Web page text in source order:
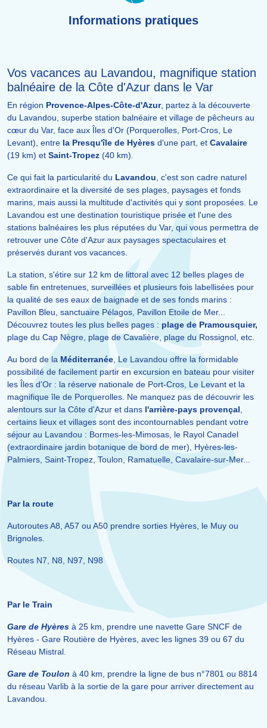
Informations pratiques
Vos vacances au Lavandou, magnifique station
balnéaire de la Côte d'Azur dans le Var
En région Provence-Alpes-Côte-d'Azur, partez à la découverte
du Lavandou, superbe station balnéaire et village de pêcheurs au
cœur du Var, face aux Îles d'Or (Porquerolles, Port-Cros, Le
Levant), entre la Presqu'île de Hyères d'une part, et Cavalaire
(19 km) et Saint-Tropez (40 km).
Ce qui fait la particularité du Lavandou, c'est son cadre naturel
extraordinaire et la diversité de ses plages, paysages et fonds
marins, mais aussi la multitude d'activités qui y sont proposées. Le
Lavandou est une destination touristique prisée et l'une des
stations balnéaires les plus réputées du Var, qui vous permettra de
retrouver une Côte d'Azur aux paysages spectaculaires et
préservés durant vos vacances.
La station, s'étire sur 12 km de littoral avec 12 belles plages de
sable fin entretenues, surveillées et plusieurs fois labellisées pour
la qualité de ses eaux de baignade et de ses fonds marins :
Pavillon Bleu, sanctuaire Pélagos, Pavillon Etoile de Mer...
Découvrez toutes les plus belles pages : plage de Pramousquier,
plage du Cap Nègre, plage de Cavalière, plage du Rossignol, etc.
Au bord de la Méditerranée, Le Lavandou offre la formidable
possibilité de facilement partir en excursion en bateau pour visiter
les Îles d'Or : la réserve nationale de Port-Cros, Le Levant et la
magnifique île de Porquerolles. Ne manquez pas de découvrir les
alentours sur la Côte d'Azur et dans l'arrière-pays provençal,
certains lieux et villages sont des incontournables pendant votre
séjour au Lavandou : Bormes-les-Mimosas, le Rayol Canadel
(extraordinaire jardin botanique de bord de mer), Hyères-les-
Palmiers, Saint-Tropez, Toulon, Ramatuelle, Cavalaire-sur-Mer...
Par la route
Autoroutes A8, A57 ou A50 prendre sorties Hyères, le Muy ou
Brignoles.
Routes N7, N8, N97, N98
Par le Train
Gare de Hyères à 25 km, prendre une navette Gare SNCF de
Hyères - Gare Routière de Hyères, avec les lignes 39 ou 67 du
Réseau Mistral.
Gare de Toulon à 40 km, prendre la ligne de bus n°7801 ou 8814
du réseau Varlib à la sortie de la gare pour arriver directement au
Lavandou.